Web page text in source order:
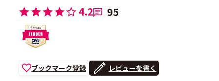
4.2 95
ブックマーク登録 レビューを書く